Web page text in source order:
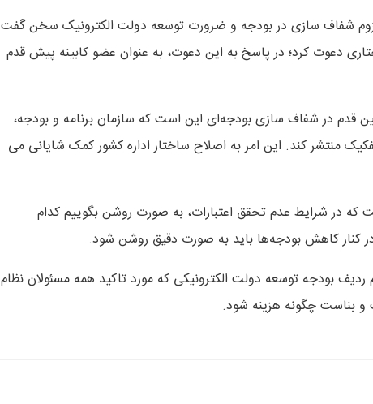
شفاف سازی در بودجه و ضرورت توسعه دولت الکترونیک سخن گفت
دعوت کرد؛ در پاسخ به این دعوت، به عنوان عضو کابینه پیش قدم
قدم در شفاف سازی بودجه‌ای این است که سازمان برنامه و بودجه،
دستگاهها در ۴ سال اخیر را به تفکیک منتشر کند. این امر به اصلاح ساختار اداره کشور کمک شایانی می
در شرایط عدم تحقق اعتبارات، به صورت روشن بگوییم کدام
کنار کاهش بودجه‌ها باید به صورت دقیق روشن شود.
بودجه توسعه دولت الکترونیکی که مورد تاکید همه مسئولان نظام
بناست چگونه هزینه شود.